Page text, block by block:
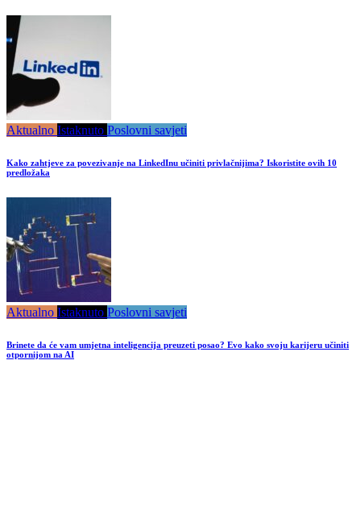
Aktualno Istaknuto Poslovni savjeti
Kako zahtjeve za povezivanje na LinkedInu učiniti privlačnijima? Iskoristite ovih 10
predložaka
Aktualno Istaknuto Poslovni savjeti
Brinete da će vam umjetna inteligencija preuzeti posao? Evo kako svoju karijeru učiniti
otpornijom na AI